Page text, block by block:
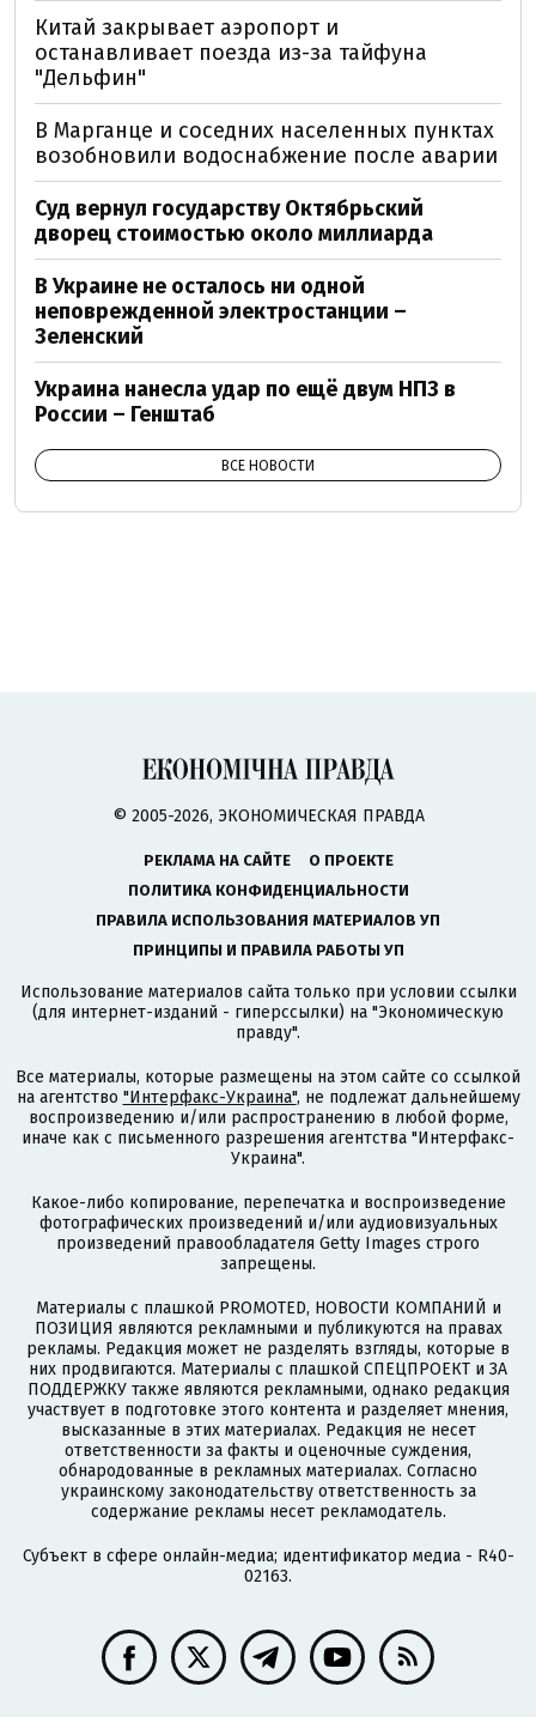
Китай закрывает аэропорт и
останавливает поезда из-за тайфуна
"Дельфин"
В Марганце и соседних населенных пунктах
возобновили водоснабжение после аварии
Суд вернул государству Октябрьский
дворец стоимостью около миллиарда
В Украине не осталось ни одной
неповрежденной электростанции –
Зеленский
Украина нанесла удар по ещё двум НПЗ в
России – Генштаб
ВСЕ НОВОСТИ
© 2005-2026, ЭКОНОМИЧЕСКАЯ ПРАВДА
РЕКЛАМА НА САЙТЕ
О ПРОЕКТЕ
ПОЛИТИКА КОНФИДЕНЦИАЛЬНОСТИ
ПРАВИЛА ИСПОЛЬЗОВАНИЯ МАТЕРИАЛОВ УП
ПРИНЦИПЫ И ПРАВИЛА РАБОТЫ УП
Использование материалов сайта только при условии ссылки
(для интернет-изданий - гиперссылки) на "Экономическую
правду".
Все материалы, которые размещены на этом сайте со ссылкой
на агентство "Интерфакс-Украина", не подлежат дальнейшему
воспроизведению и/или распространению в любой форме,
иначе как с письменного разрешения агентства "Интерфакс-
Украина".
Какое-либо копирование, перепечатка и воспроизведение
фотографических произведений и/или аудиовизуальных
произведений правообладателя Getty Images строго
запрещены.
Материалы с плашкой PROMOTED, НОВОСТИ КОМПАНИЙ и
ПОЗИЦИЯ являются рекламными и публикуются на правах
рекламы. Редакция может не разделять взгляды, которые в
них продвигаются. Материалы с плашкой СПЕЦПРОЕКТ и ЗА
ПОДДЕРЖКУ также являются рекламными, однако редакция
участвует в подготовке этого контента и разделяет мнения,
высказанные в этих материалах. Редакция не несет
ответственности за факты и оценочные суждения,
обнародованные в рекламных материалах. Согласно
украинскому законодательству ответственность за
содержание рекламы несет рекламодатель.
Субъект в сфере онлайн-медиа; идентификатор медиа - R40-
02163.